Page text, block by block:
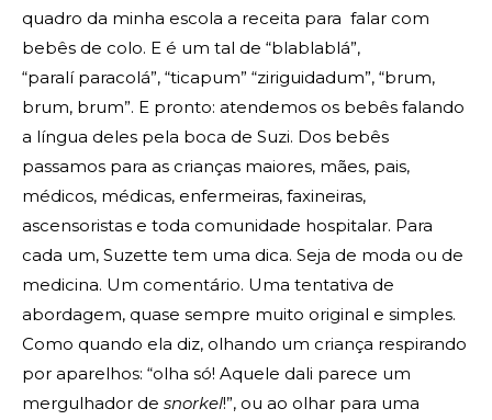
quadro da minha escola a receita para falar com
bebês de colo. E é um tal de “blablablá”,
“paralí paracolá”, “ticapum” “ziriguidadum”, “brum,
brum, brum”. E pronto: atendemos os bebês falando
a língua deles pela boca de Suzi. Dos bebês
passamos para as crianças maiores, mães, pais,
médicos, médicas, enfermeiras, faxineiras,
ascensoristas e toda comunidade hospitalar. Para
cada um, Suzette tem uma dica. Seja de moda ou de
medicina. Um comentário. Uma tentativa de
abordagem, quase sempre muito original e simples.
Como quando ela diz, olhando um criança respirando
por aparelhos: “olha só! Aquele dali parece um
mergulhador de snorkel!”, ou ao olhar para uma